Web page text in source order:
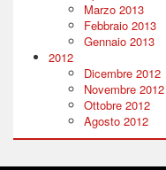
Marzo 2013
Febbraio 2013
Gennaio 2013
2012
Dicembre 2012
Novembre 2012
Ottobre 2012
Agosto 2012